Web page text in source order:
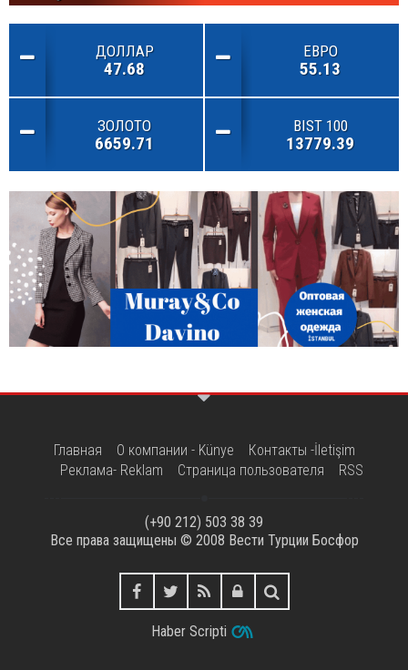
ДОЛЛАР
47.68
ЕВРО
55.13
ЗОЛОТО
6659.71
BIST 100
13779.39
Главная О компании - Künye
Контакты -İletişim
Реклама- Reklam
Страница пользователя RSS
(+90 212) 503 38 39
Все права защищены © 2008 Вести Турции Босфор
Haber Scripti